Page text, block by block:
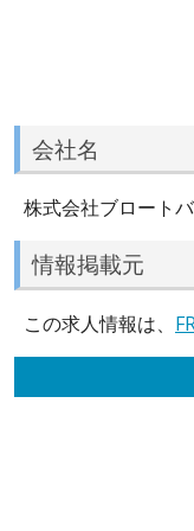
会社名
株式会社ブロート
情報掲載元
この求人情報は、